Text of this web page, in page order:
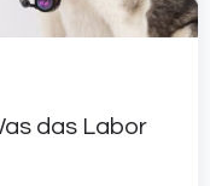
das Labor